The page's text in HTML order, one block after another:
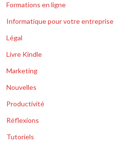
Formations en ligne
Informatique pour votre entreprise
Légal
Livre Kindle
Marketing
Nouvelles
Productivité
Réflexions
Tutoriels